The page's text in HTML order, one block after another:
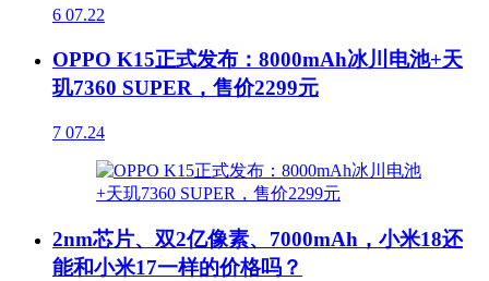
6 07.22
OPPO K15正式发布：8000mAh冰川电池+天
玑7360 SUPER，售价2299元
7 07.24
2nm芯片、双2亿像素、7000mAh，小米18还
能和小米17一样的价格吗？